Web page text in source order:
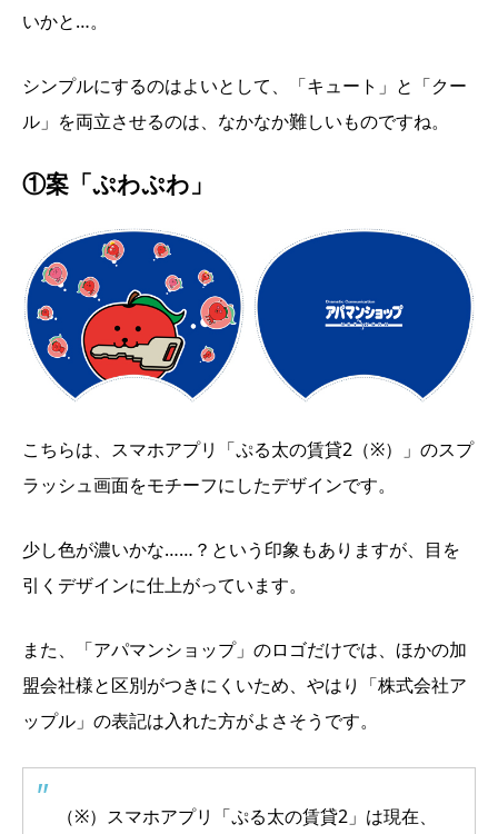
いかと…。
シンプルにするのはよいとして、「キュート」と「クー
ル」を両立させるのは、なかなか難しいものですね。
①案「ぷわぷわ」
こちらは、スマホアプリ「ぷる太の賃貸2（※）」のスプ
ラッシュ画面をモチーフにしたデザインです。
少し色が濃いかな……？という印象もありますが、目を
引くデザインに仕上がっています。
また、「アパマンショップ」のロゴだけでは、ほかの加
盟会社様と区別がつきにくいため、やはり「株式会社ア
ップル」の表記は入れた方がよさそうです。
（※）スマホアプリ「ぷる太の賃貸2」は現在、